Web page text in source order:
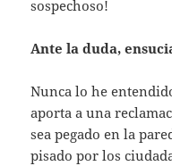
sospechoso!
Ante la duda,
Nunca lo he
aporta a una
sea pegado en la
pisado por los